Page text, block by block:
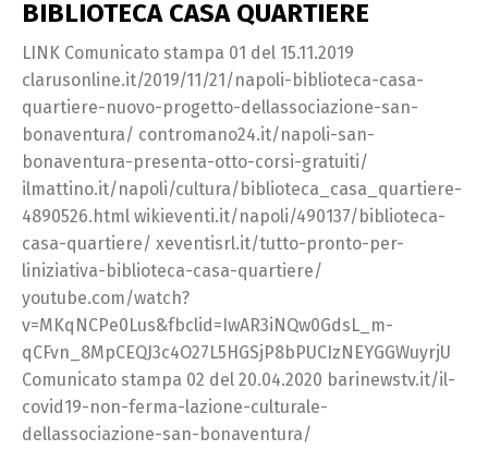
BIBLIOTECA CASA QUARTIERE
LINK Comunicato stampa 01 del 15.11.2019
clarusonline.it/2019/11/21/napoli-biblioteca-casa-
quartiere-nuovo-progetto-dellassociazione-san-
bonaventura/ contromano24.it/napoli-san-
bonaventura-presenta-otto-corsi-gratuiti/
ilmattino.it/napoli/cultura/biblioteca_casa_quartiere-
4890526.html wikieventi.it/napoli/490137/biblioteca-
casa-quartiere/ xeventisrl.it/tutto-pronto-per-
liniziativa-biblioteca-casa-quartiere/
youtube.com/watch?
v=MKqNCPe0Lus&fbclid=IwAR3iNQw0GdsL_m-
qCFvn_8MpCEQJ3c4O27L5HGSjP8bPUCIzNEYGGWuyrjU
Comunicato stampa 02 del 20.04.2020 barinewstv.it/il-
covid19-non-ferma-lazione-culturale-
dellassociazione-san-bonaventura/